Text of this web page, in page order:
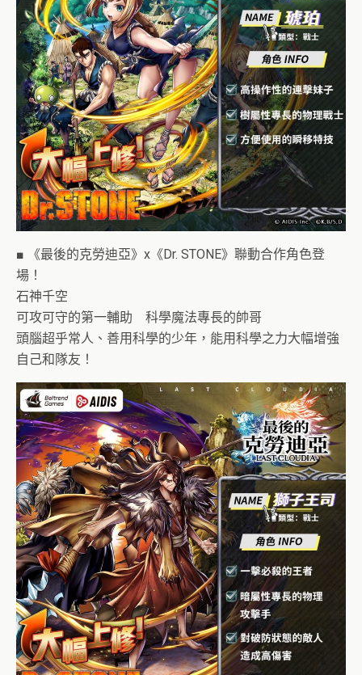
■ 《最後的克勞迪亞》x《Dr. STONE》聯動合作角色登
場！
石神千空
可攻可守的第一輔助 科學魔法專長的帥哥
頭腦超乎常人、善用科學的少年，能用科學之力大幅增強
自己和隊友！